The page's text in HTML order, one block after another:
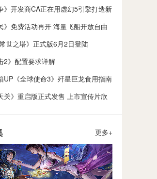
》开发商CA正在用虚幻5引擎打造新
》免费活动再开 海量飞船开放自由
世之塔》正式版6月2日登陆
2》配置要求详解
UP《全球使命3》歼星巨龙食用指南
关》重启版正式发售 上市宣传片欣
更多+